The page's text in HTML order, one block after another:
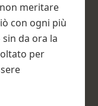
meritare
con ogni più
da ora la
per